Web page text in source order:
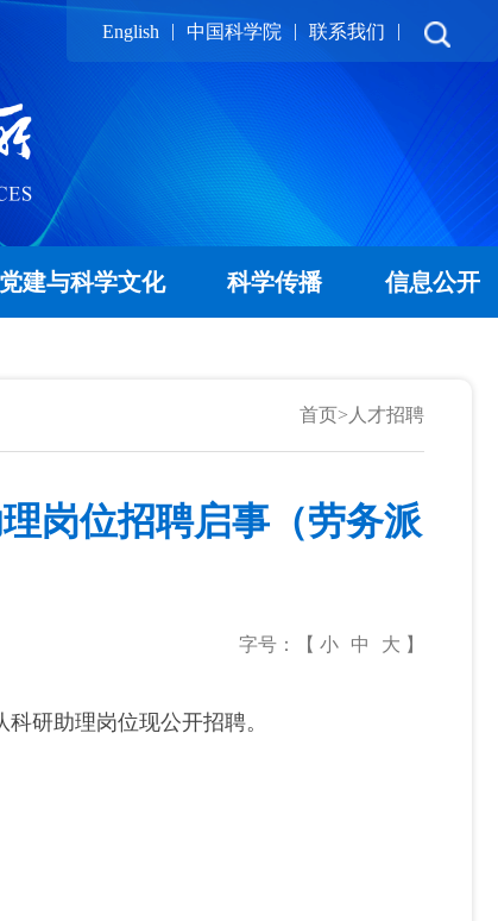
English | 中国科学院 | 联系我们 |
党建与科学文化 科学传播 信息公开
首页> 人才招聘
岗位招聘启事（劳务派
字号：【 小 中 大 】
研助理岗位现公开招聘。